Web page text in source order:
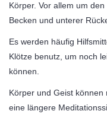
Körper. Vor allem um
Becken und unterer
Es werden häufig
Klötze benutz, um noch
können.
Körper und Geist
eine längere